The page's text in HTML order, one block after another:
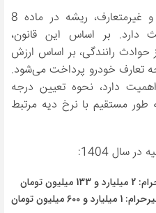
مفهوم خودروی متعارف و غیرمتعارف، ریشه در ماده 8
دارد. بر اساس این قانون،
رانندگی، بر اساس ارزش
تعارف خودرو پرداخت می‌شود.
دارد، نحوه تعیین درجه
مستقیم با نرخ دیه مرتبط
سال 1404:
تومان
میلیون تومان